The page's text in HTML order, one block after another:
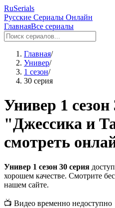
RuSerials
Русские Сериалы Онлайн
ГлавнаяВсе сериалы
Главная/
Универ/
1 сезон/
30 серия
Универ 1 сезон
"Джессика и
смотреть
Универ 1 сезон 30 серия
хорошем качестве. Смотрите
нашем сайте.
📺 Видео временно недоступно